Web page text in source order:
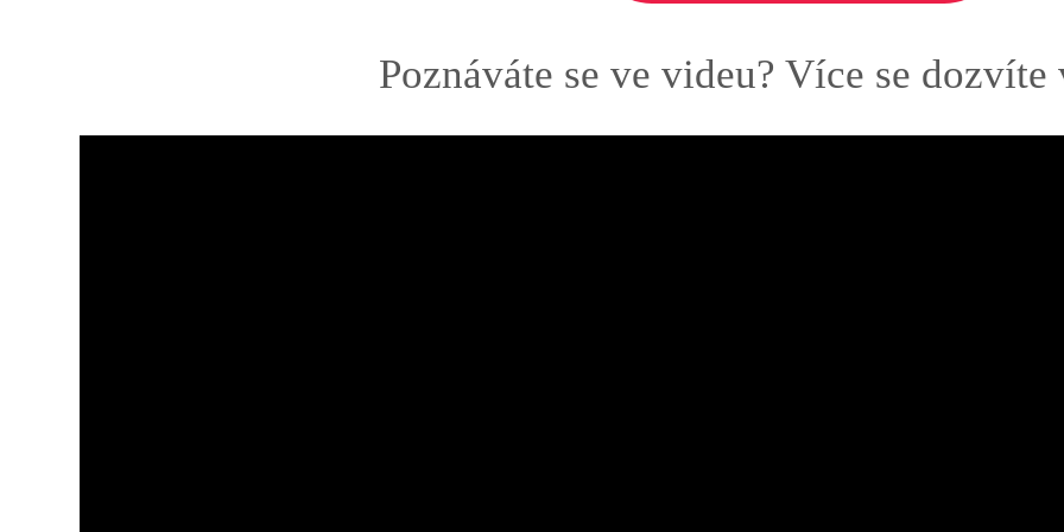
Poznáváte se ve videu? Více se dozvíte